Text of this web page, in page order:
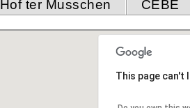
Hof ter Musschen CEBE